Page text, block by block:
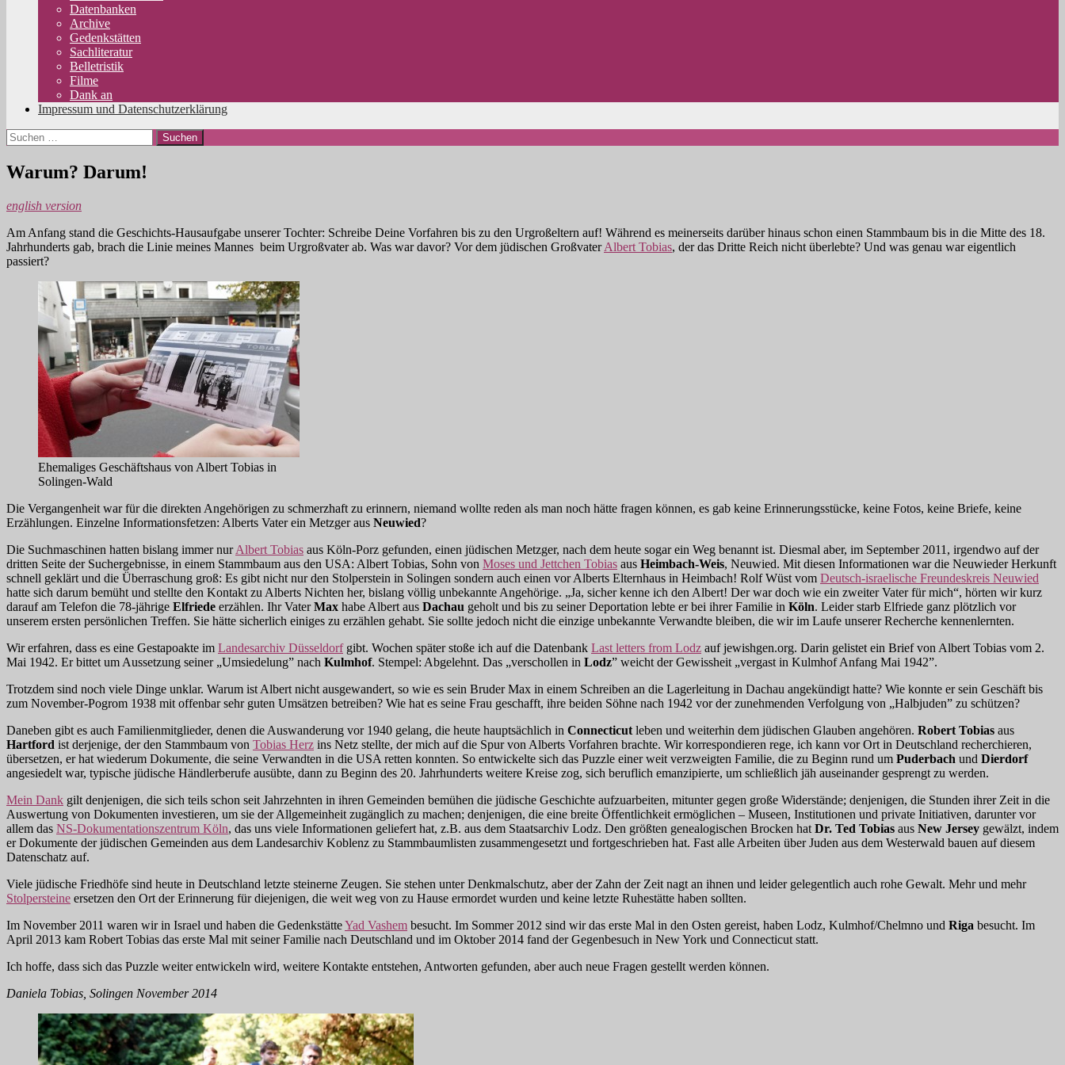
Datenbanken
Archive
Gedenkstätten
Sachliteratur
Belletristik
Filme
Dank an
Impressum und Datenschutzerklärung
Suchen
nach:
Warum? Darum!
english version
Am Anfang stand die Geschichts-Hausaufgabe unserer Tochter: Schreibe Deine Vorfahren bis zu den Urgroßeltern auf! Während es meinerseits darüber hinaus schon einen Stammbaum bis in die Mitte des 18.
Jahrhunderts gab, brach die Linie meines Mannes beim Urgroßvater ab. Was war davor? Vor dem jüdischen GroßvaterAlbert Tobias, der das Dritte Reich nicht überlebte? Und was genau war eigentlich
passiert?
Ehemaliges Geschäftshaus von Albert Tobias in
Solingen-Wald
Die Vergangenheit war für die direkten Angehörigen zu schmerzhaft zu erinnern, niemand wollte reden als man noch hätte fragen können, es gab keine Erinnerungsstücke, keine Fotos, keine Briefe, keine
Erzählungen. Einzelne Informationsfetzen: Alberts Vater ein Metzger aus Neuwied?
Die Suchmaschinen hatten bislang immer nurAlbert Tobias aus Köln-Porz gefunden, einen jüdischen Metzger, nach dem heute sogar ein Weg benannt ist. Diesmal aber, im September 2011, irgendwo auf der
dritten Seite der Suchergebnisse, in einem Stammbaum aus den USA: Albert Tobias, Sohn von Moses und Jettchen Tobias aus Heimbach-Weis, Neuwied. Mit diesen Informationen war die Neuwieder Herkunft
schnell geklärt und die Überraschung groß: Es gibt nicht nur den Stolperstein in Solingen sondern auch einen vor Alberts Elternhaus in Heimbach! Rolf Wüst vom Deutsch-israelische Freundeskreis Neuwied
hatte sich darum bemüht und stellte den Kontakt zu Alberts Nichten her, bislang völlig unbekannte Angehörige. „Ja, sicher kenne ich den Albert! Der war doch wie ein zweiter Vater für mich“, hörten wir kurz
darauf am Telefon die 78-jährige Elfriede erzählen. Ihr VaterMax habe Albert aus Dachau geholt und bis zu seiner Deportation lebte er bei ihrer Familie in Köln. Leider starb Elfriede ganz plötzlich vor
unserem ersten persönlichen Treffen. Sie hätte sicherlich einiges zu erzählen gehabt. Sie sollte jedoch nicht die einzige unbekannte Verwandte bleiben, die wir im Laufe unserer Recherche kennenlernten.
Wir erfahren, dass es eine Gestapoakte im Landesarchiv Düsseldorfgibt. Wochen später stoße ich auf die Datenbank Last letters from Lodz auf jewishgen.org. Darin gelistet ein Brief von Albert Tobias vom 2.
Mai 1942. Er bittet um Aussetzung seiner „Umsiedelung” nach Kulmhof. Stempel: Abgelehnt. Das „verschollen in Lodz” weicht der Gewissheit „vergast in Kulmhof Anfang Mai 1942”.
Trotzdem sind noch viele Dinge unklar. Warum ist Albert nicht ausgewandert, so wie es sein Bruder Max in einem Schreiben an die Lagerleitung in Dachau angekündigt hatte? Wie konnte er sein Geschäft bis
zum November-Pogrom 1938 mit offenbar sehr guten Umsätzen betreiben? Wie hat es seine Frau geschafft, ihre beiden Söhne nach 1942 vor der zunehmenden Verfolgung von „Halbjuden” zu schützen?
Daneben gibt es auch Familienmitglieder, denen die Auswanderung vor 1940 gelang, die heute hauptsächlich in Connecticut leben und weiterhin dem jüdischen Glauben angehören. Robert Tobias aus
Hartford ist derjenige, der den Stammbaum von Tobias Herz ins Netz stellte, der mich auf die Spur von Alberts Vorfahren brachte. Wir korrespondieren rege, ich kann vor Ort in Deutschland recherchieren,
übersetzen, er hat wiederum Dokumente, die seine Verwandten in die USA retten konnten. So entwickelte sich das Puzzle einer weit verzweigten Familie, die zu Beginn rund um Puderbach und Dierdorf
angesiedelt war, typische jüdische Händlerberufe ausübte, dann zu Beginn des 20. Jahrhunderts weitere Kreise zog, sich beruflich emanzipierte, um schließlich jäh auseinander gesprengt zu werden.
Mein Dank gilt denjenigen, die sich teils schon seit Jahrzehnten in ihren Gemeinden bemühen die jüdische Geschichte aufzuarbeiten, mitunter gegen große Widerstände; denjenigen, die Stunden ihrer Zeit in die
Auswertung von Dokumenten investieren, um sie der Allgemeinheit zugänglich zu machen; denjenigen, die eine breite Öffentlichkeit ermöglichen – Museen, Institutionen und private Initiativen, darunter vor
allem das NS-Dokumentationszentrum Köln, das uns viele Informationen geliefert hat, z.B. aus dem Staatsarchiv Lodz. Den größten genealogischen Brocken hat Dr. Ted Tobias aus New Jersey gewälzt, indem
er Dokumente der jüdischen Gemeinden aus dem Landesarchiv Koblenz zu Stammbaumlisten zusammengesetzt und fortgeschrieben hat. Fast alle Arbeiten über Juden aus dem Westerwald bauen auf diesem
Datenschatz auf.
Viele jüdische Friedhöfe sind heute in Deutschland letzte steinerne Zeugen. Sie stehen unter Denkmalschutz, aber der Zahn der Zeit nagt an ihnen und leider gelegentlich auch rohe Gewalt. Mehr und mehr
Stolpersteine ersetzen den Ort der Erinnerung für diejenigen, die weit weg von zu Hause ermordet wurden und keine letzte Ruhestätte haben sollten.
Im November 2011 waren wir in Israel und haben die GedenkstätteYad Vashem besucht. Im Sommer 2012 sind wir das erste Mal in den Osten gereist, haben Lodz, Kulmhof/Chelmno und Riga besucht. Im
April 2013 kam Robert Tobias das erste Mal mit seiner Familie nach Deutschland und im Oktober 2014 fand der Gegenbesuch in New York und Connecticut statt.
Ich hoffe, dass sich das Puzzle weiter entwickeln wird, weitere Kontakte entstehen, Antworten gefunden, aber auch neue Fragen gestellt werden können.
Daniela Tobias, Solingen November 2014